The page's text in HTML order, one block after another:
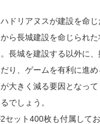
ドリアヌスが建設を命じ
ら長城建設を命じられ
長城を建設する以外に
り、ゲームを有利に進
大きく減る要因となっ
でしょう。
ット400枚も付属して